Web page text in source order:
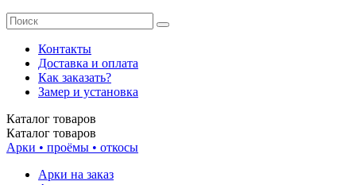
Контакты
Доставка и оплата
Как заказать?
Замер и установка
Каталог товаров
Каталог товаров
Арки • проёмы • откосы
Арки на заказ